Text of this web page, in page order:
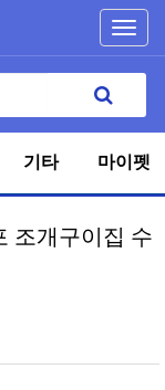
기타 마이펫
조개구이집 수